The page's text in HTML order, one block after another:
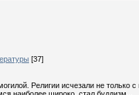
[37]
Религии исчезали не